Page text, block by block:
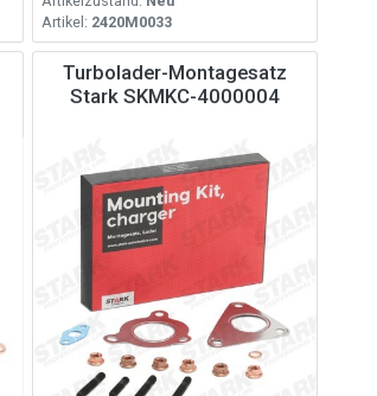
Artikel: 2420M0033
Turbolader-Montagesatz
Stark SKMKC-4000004